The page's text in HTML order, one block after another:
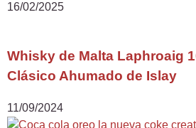
16/02/2025
Whisky de Malta Laphroaig
Clásico Ahumado de Islay
11/09/2024